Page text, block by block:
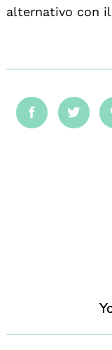
alternativo con
Facebook